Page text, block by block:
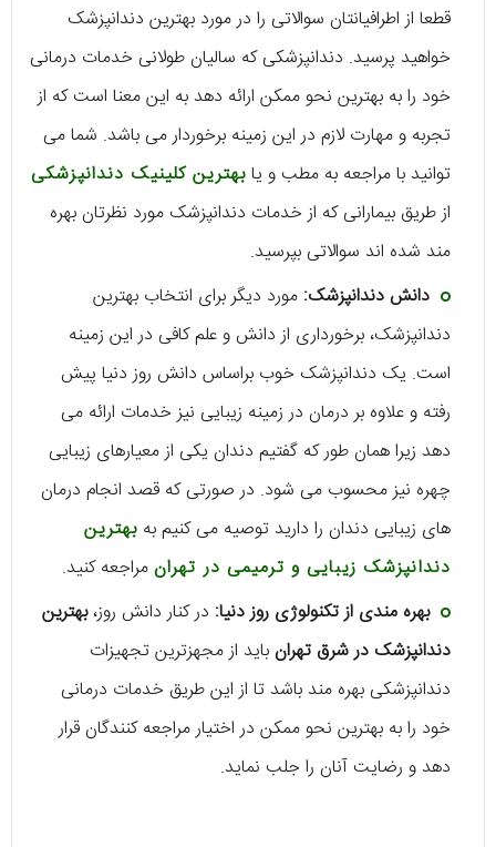
قطعا از اطرافیانتان سوالاتی را در مورد بهترین دندانپزشک
خواهید پرسید. دندانپزشکی که سالیان طولانی خدمات درمانی
خود را به بهترین نحو ممکن ارائه دهد به این معنا است که از
تجربه و مهارت لازم در این زمینه برخوردار می باشد. شما می
توانید با مراجعه به مطب و یابهترین کلینیک دندانپزشکی
از طریق بیمارانی که از خدمات دندانپزشک مورد نظرتان بهره
مند شده اند سوالاتی بپرسید.
دانش دندانپزشک: مورد دیگر برای انتخاب بهترین
دندانپزشک، برخورداری از دانش و علم کافی در این زمینه
است. یک دندانپزشک خوب براساس دانش روز دنیا پیش
رفته و علاوه بر درمان در زمینه زیبایی نیز خدمات ارائه می
دهد زیرا همان طور که گفتیم دندان یکی از معیارهای زیبایی
چهره نیز محسوب می شود. در صورتی که قصد انجام درمان
های زیبایی دندان را دارید توصیه می کنیم به بهترین
دندانپزشک زیبایی و ترمیمی در تهرانمراجعه کنید.
بهره مندی از تکنولوژی روز دنیا: در کنار دانش روز،بهترین
دندانپزشک در شرق تهران باید از مجهزترین تجهیزات
دندانپزشکی بهره مند باشد تا از این طریق خدمات درمانی
خود را به بهترین نحو ممکن در اختیار مراجعه کنندگان قرار
دهد و رضایت آنان را جلب نماید.